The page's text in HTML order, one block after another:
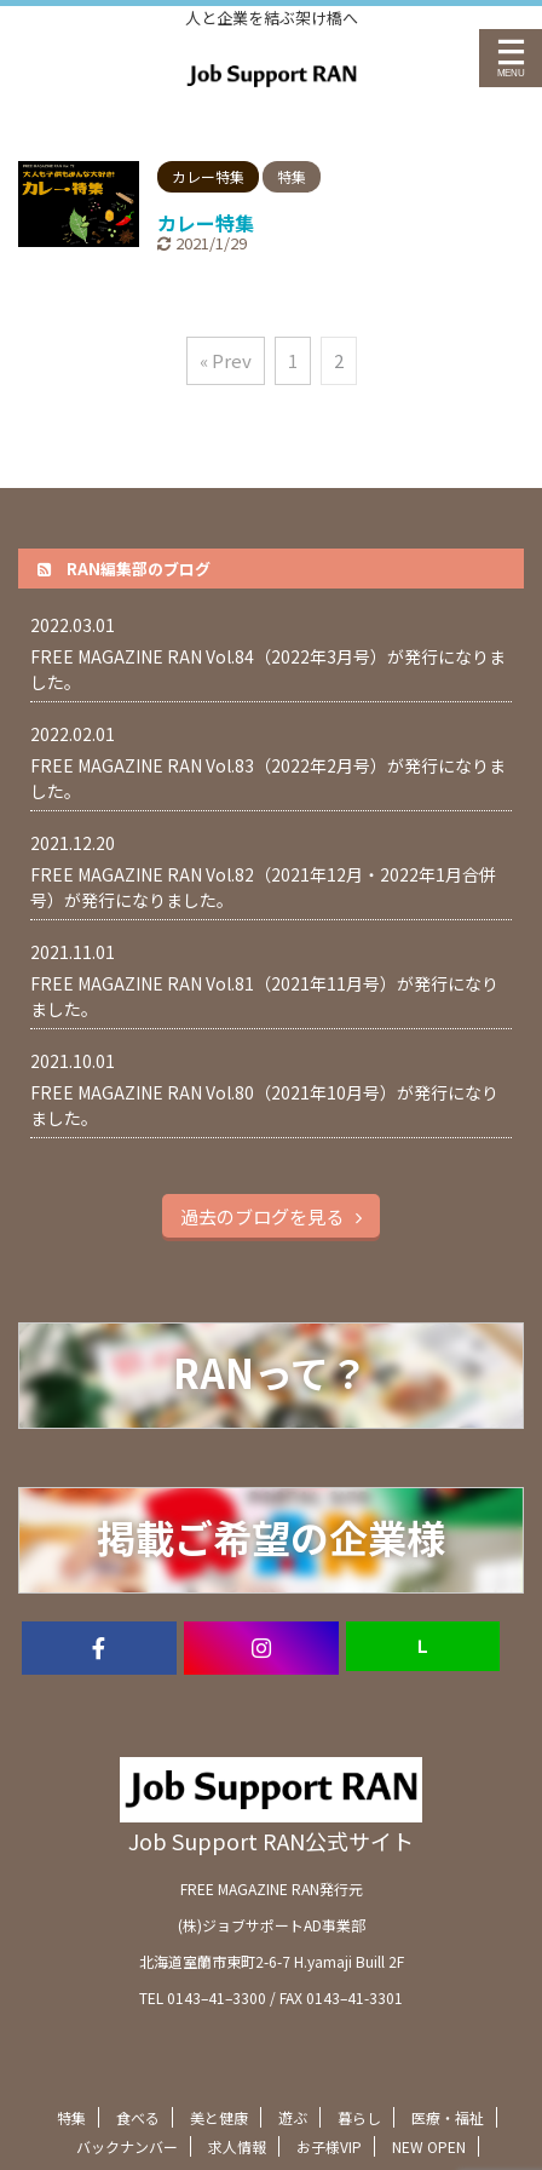
人と企業を結ぶ架け橋へ
カレー特集 特集
カレー特集
2021/1/29
« Prev 1 2
RAN編集部のブログ
2022.03.01
FREE MAGAZINE RAN Vol.84（2022年3月号）が発行になりま
した。
2022.02.01
FREE MAGAZINE RAN Vol.83（2022年2月号）が発行になりま
した。
2021.12.20
FREE MAGAZINE RAN Vol.82（2021年12月・2022年1月合併
号）が発行になりました。
2021.11.01
FREE MAGAZINE RAN Vol.81（2021年11月号）が発行になり
ました。
2021.10.01
FREE MAGAZINE RAN Vol.80（2021年10月号）が発行になり
ました。
過去のブログを見る
RANって？
掲載ご希望の企業様
Ｌ
Job Support RAN公式サイト
FREE MAGAZINE RAN発行元
(株)ジョブサポートAD事業部
北海道室蘭市東町2-6-7 H.yamaji Buill 2F
TEL 0143–41–3300 / FAX 0143–41-3301
特集 食べる 美と健康 遊ぶ 暮らし
医療・福祉
バックナンバー
求人情報 お子様VIP
NEW OPEN